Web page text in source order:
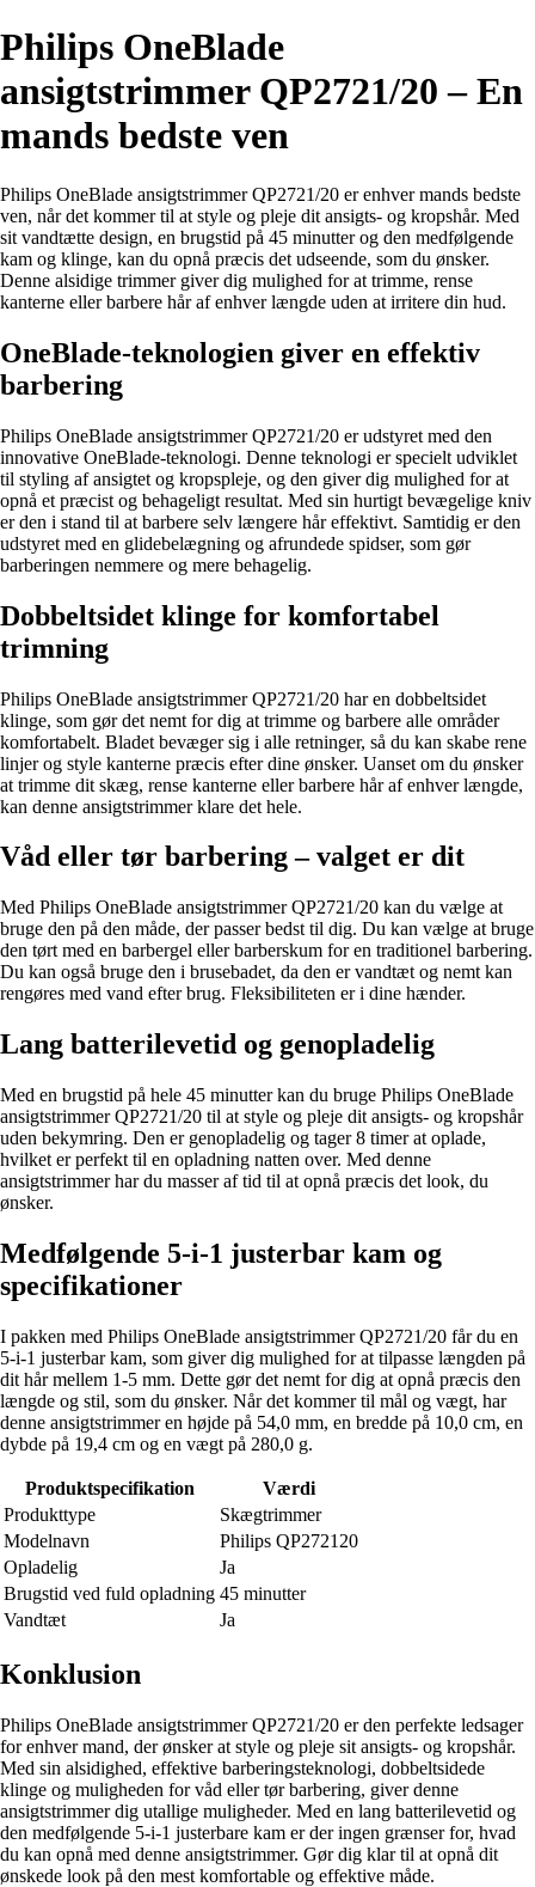
Philips OneBlade
ansigtstrimmer QP2721/20 – En
mands bedste ven
Philips OneBlade ansigtstrimmer QP2721/20 er enhver mands bedste
ven, når det kommer til at style og pleje dit ansigts- og kropshår. Med
sit vandtætte design, en brugstid på 45 minutter og den medfølgende
kam og klinge, kan du opnå præcis det udseende, som du ønsker.
Denne alsidige trimmer giver dig mulighed for at trimme, rense
kanterne eller barbere hår af enhver længde uden at irritere din hud.
OneBlade-teknologien giver en effektiv
barbering
Philips OneBlade ansigtstrimmer QP2721/20 er udstyret med den
innovative OneBlade-teknologi. Denne teknologi er specielt udviklet
til styling af ansigtet og kropspleje, og den giver dig mulighed for at
opnå et præcist og behageligt resultat. Med sin hurtigt bevægelige kniv
er den i stand til at barbere selv længere hår effektivt. Samtidig er den
udstyret med en glidebelægning og afrundede spidser, som gør
barberingen nemmere og mere behagelig.
Dobbeltsidet klinge for komfortabel
trimning
Philips OneBlade ansigtstrimmer QP2721/20 har en dobbeltsidet
klinge, som gør det nemt for dig at trimme og barbere alle områder
komfortabelt. Bladet bevæger sig i alle retninger, så du kan skabe rene
linjer og style kanterne præcis efter dine ønsker. Uanset om du ønsker
at trimme dit skæg, rense kanterne eller barbere hår af enhver længde,
kan denne ansigtstrimmer klare det hele.
Våd eller tør barbering – valget er dit
Med Philips OneBlade ansigtstrimmer QP2721/20 kan du vælge at
bruge den på den måde, der passer bedst til dig. Du kan vælge at bruge
den tørt med en barbergel eller barberskum for en traditionel barbering.
Du kan også bruge den i brusebadet, da den er vandtæt og nemt kan
rengøres med vand efter brug. Fleksibiliteten er i dine hænder.
Lang batterilevetid og genopladelig
Med en brugstid på hele 45 minutter kan du bruge Philips OneBlade
ansigtstrimmer QP2721/20 til at style og pleje dit ansigts- og kropshår
uden bekymring. Den er genopladelig og tager 8 timer at oplade,
hvilket er perfekt til en opladning natten over. Med denne
ansigtstrimmer har du masser af tid til at opnå præcis det look, du
ønsker.
Medfølgende 5-i-1 justerbar kam og
specifikationer
I pakken med Philips OneBlade ansigtstrimmer QP2721/20 får du en
5-i-1 justerbar kam, som giver dig mulighed for at tilpasse længden på
dit hår mellem 1-5 mm. Dette gør det nemt for dig at opnå præcis den
længde og stil, som du ønsker. Når det kommer til mål og vægt, har
denne ansigtstrimmer en højde på 54,0 mm, en bredde på 10,0 cm, en
dybde på 19,4 cm og en vægt på 280,0 g.
Produktspecifikation
Værdi
Produkttype
Skægtrimmer
Modelnavn
Philips QP272120
Opladelig
Ja
Brugstid ved fuld opladning 45 minutter
Vandtæt
Ja
Konklusion
Philips OneBlade ansigtstrimmer QP2721/20 er den perfekte ledsager
for enhver mand, der ønsker at style og pleje sit ansigts- og kropshår.
Med sin alsidighed, effektive barberingsteknologi, dobbeltsidede
klinge og muligheden for våd eller tør barbering, giver denne
ansigtstrimmer dig utallige muligheder. Med en lang batterilevetid og
den medfølgende 5-i-1 justerbare kam er der ingen grænser for, hvad
du kan opnå med denne ansigtstrimmer. Gør dig klar til at opnå dit
ønskede look på den mest komfortable og effektive måde.